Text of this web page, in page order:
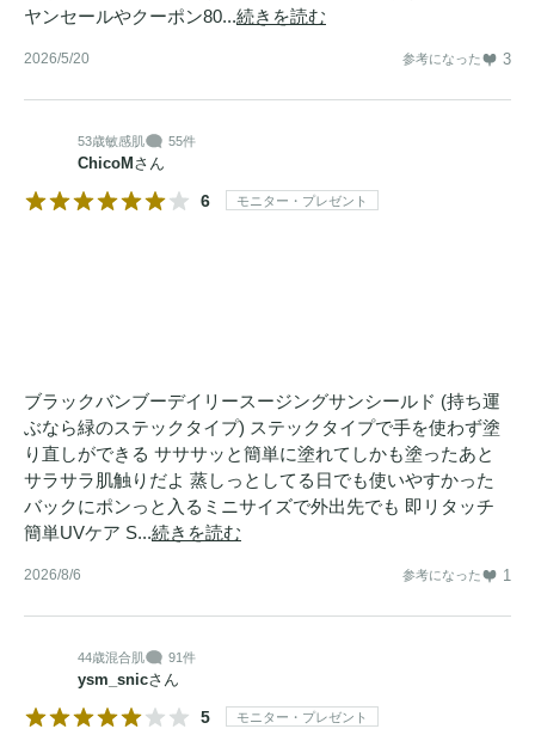
ヤンセールやクーポン80...続きを読む
2026/5/20 参考になった 3
53歳敏感肌 55件
ChicoM さん
6 モニター・プレゼント
ブラックバンブーデイリースージングサンシールド (持ち運
ぶなら緑のステックタイプ) ステックタイプで手を使わず塗
り直しができる サササッと簡単に塗れてしかも塗ったあと
サラサラ肌触りだよ 蒸しっとしてる日でも使いやすかった
バックにポンっと入るミニサイズで外出先でも 即リタッチ
簡単UVケア S...続きを読む
2026/8/6 参考になった 1
44歳混合肌 91件
ysm_snicさん
5 モニター・プレゼント